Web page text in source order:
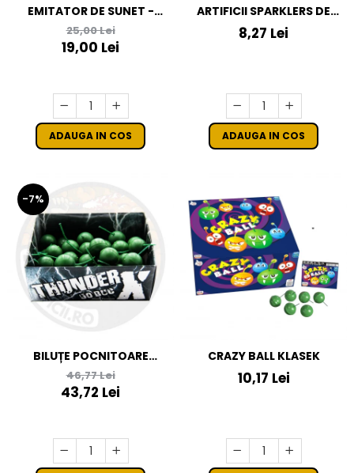
EMITATOR DE SUNET -
SCREAM M
25,00 Lei
19,00 Lei
ADAUGA IN COS
ARTIFICII SPARKLERS DE
MANA INIMA - STELUTE DE
BRAD 24*8 CM - SET 5 BUC
8,27 Lei
ADAUGA IN COS
-7%
BILUȚE POCNITOARE
THUNDER X
46,77 Lei
43,72 Lei
CRAZY BALL KLASEK
10,17 Lei